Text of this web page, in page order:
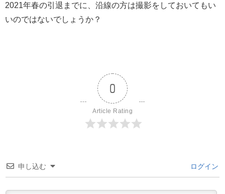
2021年春の引退までに、沿線の方は撮影をしておいてもい
いのではないでしょうか？
0
Article Rating
申し込む ログイン